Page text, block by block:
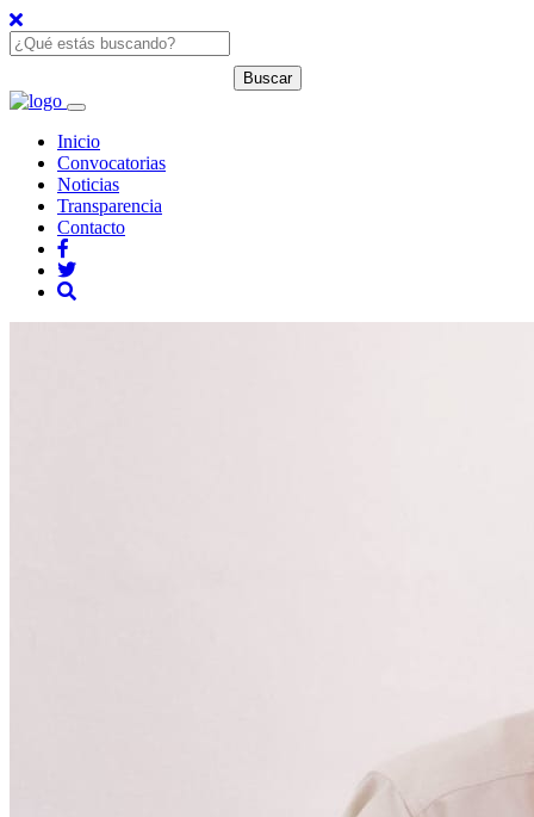
Inicio
Convocatorias
Noticias
Transparencia
Contacto